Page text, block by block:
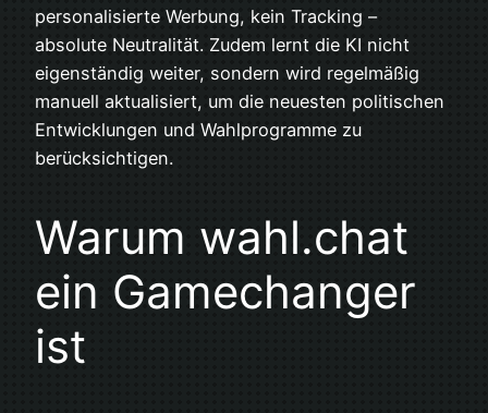
personalisierte Werbung, kein Tracking –
absolute Neutralität. Zudem lernt die KI nicht
eigenständig weiter, sondern wird regelmäßig
manuell aktualisiert, um die neuesten politischen
Entwicklungen und Wahlprogramme zu
berücksichtigen.
Warum wahl.chat
ein Gamechanger
ist